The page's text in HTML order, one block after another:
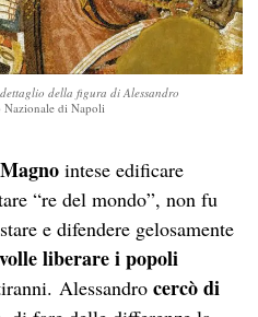
dettaglio della figura di Alessandro
di Napoli
intese edificare
“re del mondo”, non fu
e difendere gelosamente
volle liberare i popoli
Alessandrocercò di